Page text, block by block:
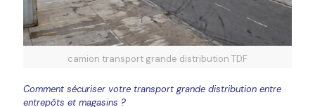
camion transport grande distribution TDF
Comment sécuriser votre transport grande distribution entre
entrepôts et magasins ?